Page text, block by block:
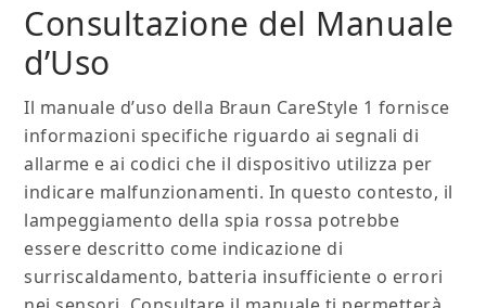
Consultazione del Manuale
d’Uso
Il manuale d’uso della Braun CareStyle 1 fornisce
informazioni specifiche riguardo ai segnali di
allarme e ai codici che il dispositivo utilizza per
indicare malfunzionamenti. In questo contesto, il
lampeggiamento della spia rossa potrebbe
essere descritto come indicazione di
surriscaldamento, batteria insufficiente o errori